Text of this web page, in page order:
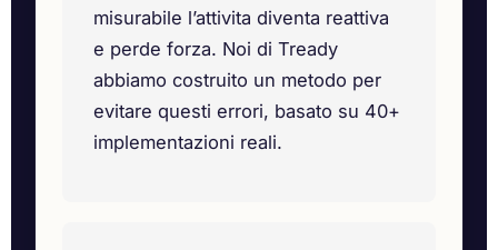
misurabile l’attivita diventa reattiva
e perde forza. Noi di Tready
abbiamo costruito un metodo per
evitare questi errori, basato su 40+
implementazioni reali.